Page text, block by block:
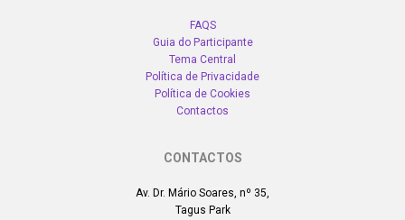
FAQS
Guia do Participante
Tema Central
Política de Privacidade
Política de Cookies
Contactos
CONTACTOS
Av. Dr. Mário Soares, nº 35,
Tagus Park